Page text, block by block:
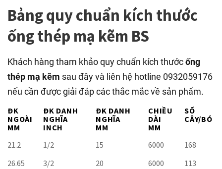
Bảng quy chuẩn kích thước
ống thép mạ kẽm BS
Khách hàng tham khảo quy chuẩn kích thướcống
thép mạ kẽm sau đây và liên hệ hotline 0932059176
nếu cần được giải đáp các thắc mắc về sản phẩm.
ĐK
NGOÀI
MM
ĐK DANH
NGHĨA
INCH
ĐK DANH
NGHĨA
MM
CHIỀU
DÀI
MM
SỐ
CÂY/BÓ
21.2 1/2 15 6000
168
26.65
3/2 20 6000
113